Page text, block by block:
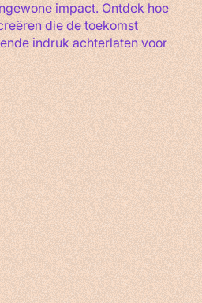
impact. Ontdek hoe
die de toekomst
indruk achterlaten voor
apps –
sexier
AR